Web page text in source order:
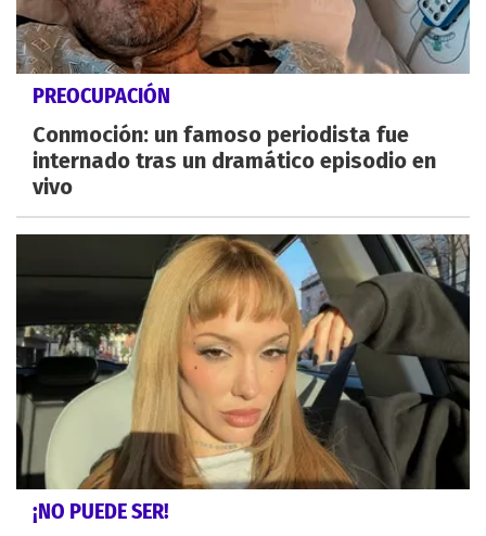
PREOCUPACIÓN
Conmoción: un famoso periodista fue
internado tras un dramático episodio en
vivo
¡NO PUEDE SER!